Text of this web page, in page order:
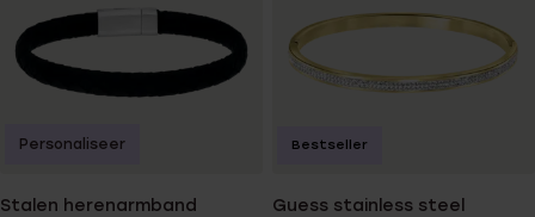
Stalen herenarmband
Personaliseer
Guess stainless steel
Bestseller